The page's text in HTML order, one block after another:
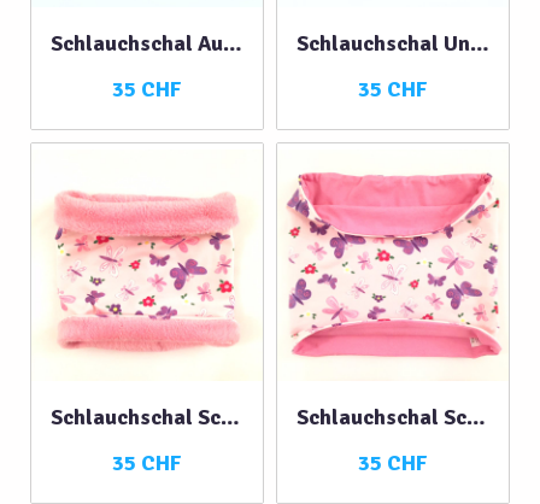
Schlauchschal Autos mit Teddyfleece
35 CHF
Schlauchschal Universum hellblau
35 CHF
Schlauchschal Schmetterlingen mit…
35 CHF
Schlauchschal Schmetterlingen
35 CHF